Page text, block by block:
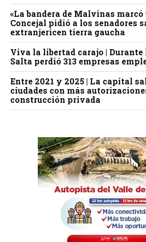
«La bandera de Malvinas
Concejal pidió a los senadores
extranjericen tierra gaucha
Viva la libertad carajo |
Salta perdió 313 empresas
Entre 2021 y 2025 | La capital
ciudades con más
construcción privada